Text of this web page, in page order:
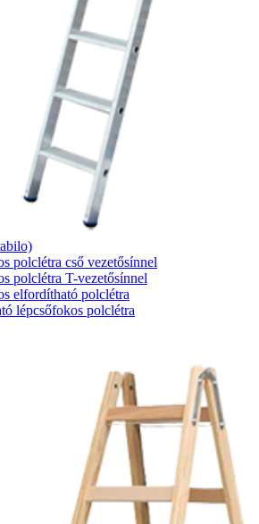
polclétra cső vezetősínnel
polclétra T-vezetősínnel
elfordítható polclétra
lépcsőfokos polclétra